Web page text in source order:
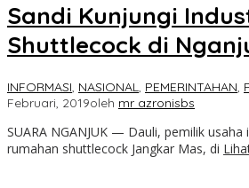
Sandi Kunjungi
Shuttlecock di
INFORMASI, NASIONAL, PEMERINTAHAN,
Februari, 2019oleh mr azronisbs
SUARA NGANJUK — Dauli, pemilik usaha
rumahan shuttlecock Jangkar Mas, di